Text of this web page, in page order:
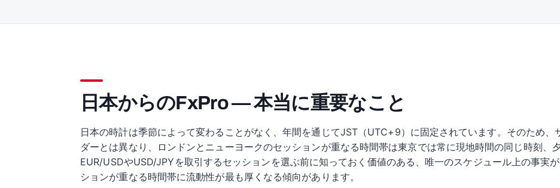
日本からのFxPro — 本当に重要なこと
日本の時計は季節によって変わることがなく、年間を通じてJST（UTC+9）に固定されています。そのため、
ダーとは異なり、ロンドンとニューヨークのセッションが重なる時間帯は東京では常に現地時間の同じ時刻、
EUR/USDやUSD/JPYを取引するセッションを選ぶ前に知っておく価値のある、唯一のスケジュール上の事実
ションが重なる時間帯に流動性が最も厚くなる傾向があります。